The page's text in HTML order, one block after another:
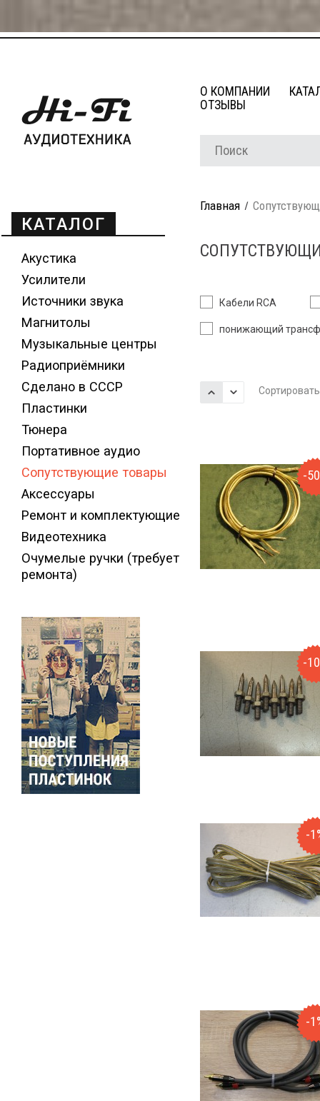
О КОМПАНИИ
ОТЗЫВЫ
КАТАЛОГ
Акустика
Усилители
Источники звука
Магнитолы
Музыкальные центры
Радиоприёмники
Сделано в СССР
Пластинки
Тюнера
Портативное аудио
Сопутствующие товары
Аксессуары
Ремонт и комплектующие
Видеотехника
Очумелые ручки (требует
ремонта)
Главная
Кабели RCA
понижающий
-
-
-
-